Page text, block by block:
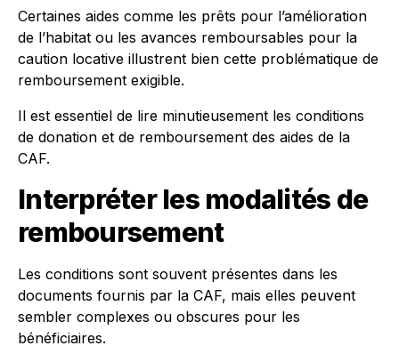
Certaines aides comme les prêts pour l’amélioration
de l’habitat ou les avances remboursables pour la
caution locative illustrent bien cette problématique de
remboursement exigible.
Il est essentiel de lire minutieusement les conditions
de donation et de remboursement des aides de la
CAF.
Interpréter les modalités de
remboursement
Les conditions sont souvent présentes dans les
documents fournis par la CAF, mais elles peuvent
sembler complexes ou obscures pour les
bénéficiaires.